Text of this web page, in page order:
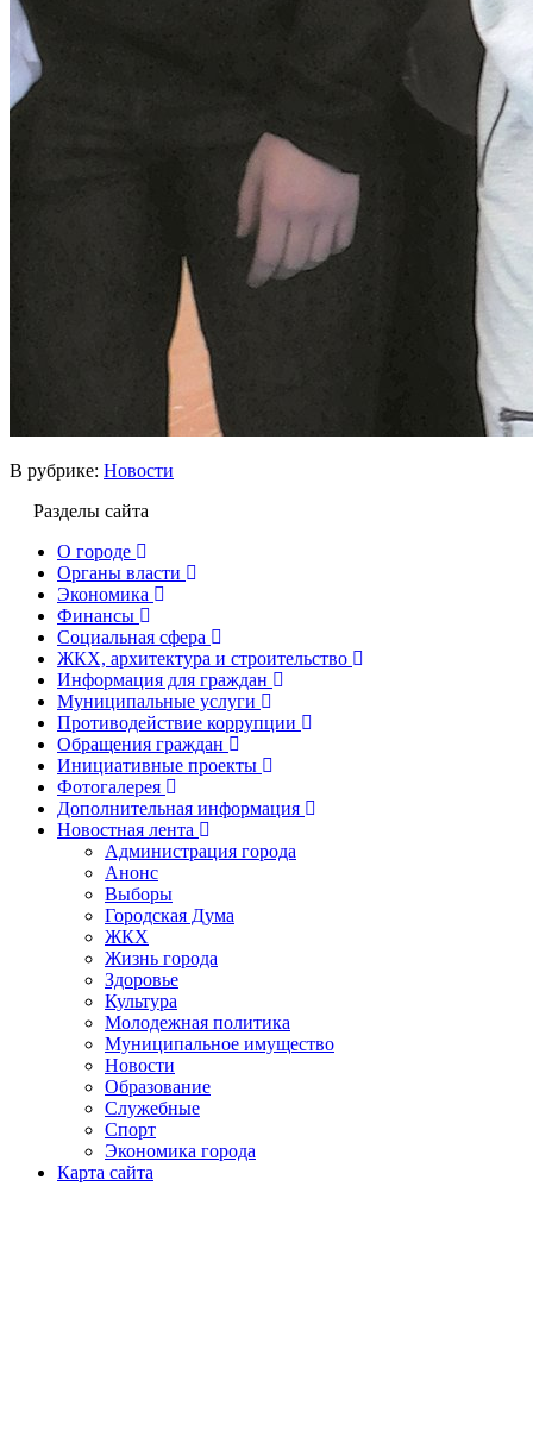
В рубрике: Новости
Разделы сайта
О городе
Органы власти
Экономика
Финансы
Социальная сфера
ЖКХ, архитектура и строительство
Информация для граждан
Муниципальные услуги
Противодействие коррупции
Обращения граждан
Инициативные проекты
Фотогалерея
Дополнительная информация
Новостная лента
Администрация города
Анонс
Выборы
Городская Дума
ЖКХ
Жизнь города
Здоровье
Культура
Молодежная политика
Муниципальное имущество
Новости
Образование
Служебные
Спорт
Экономика города
Карта сайта